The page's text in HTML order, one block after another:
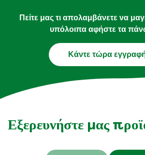
Πείτε μας τι απολαμβάνετε να
υπόλοιπα αφήστε τα
Κάντε τώρα
Εξερευνήστε μας